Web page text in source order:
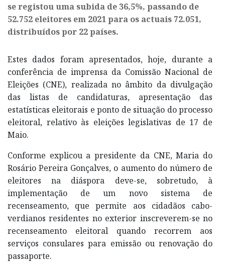
se registou uma subida de 36,5%, passando de
52.752 eleitores em 2021 para os actuais 72.051,
distribuídos por 22 países.
Estes dados foram apresentados, hoje, durante a
conferência de imprensa da Comissão Nacional de
Eleições (CNE), realizada no âmbito da divulgação
das listas de candidaturas, apresentação das
estatísticas eleitorais e ponto de situação do processo
eleitoral, relativo às eleições legislativas de 17 de
Maio.
Conforme explicou a presidente da CNE, Maria do
Rosário Pereira Gonçalves, o aumento do número de
eleitores na diáspora deve-se, sobretudo, à
implementação de um novo sistema de
recenseamento, que permite aos cidadãos cabo-
verdianos residentes no exterior inscreverem-se no
recenseamento eleitoral quando recorrem aos
serviços consulares para emissão ou renovação do
passaporte.